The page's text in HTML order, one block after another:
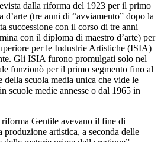
dalla riforma del 1923 per il primo
d’arte (tre anni di “avviamento” dopo la
successione con il corso di tre anni
con il diploma di maestro d’arte) per
per le Industrie Artistiche (ISIA) –
Gli ISIA furono promulgati solo nel
funzionò per il primo segmento fino al
della scuola media unica che vide le
scuole medie annesse o dal 1965 in
Gentile avevano il fine di
produzione artistica, a seconda delle